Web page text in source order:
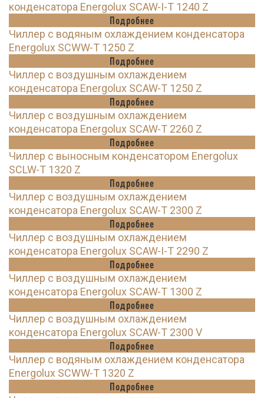
конденсатора Energolux SCAW-I-T 1240 Z
Подробнее
Чиллер с водяным охлаждением конденсатора
Energolux SCWW-T 1250 Z
Подробнее
Чиллер с воздушным охлаждением
конденсатора Energolux SCAW-T 1250 Z
Подробнее
Чиллер с воздушным охлаждением
конденсатора Energolux SCAW-T 2260 Z
Подробнее
Чиллер с выносным конденсатором Energolux
SCLW-T 1320 Z
Подробнее
Чиллер с воздушным охлаждением
конденсатора Energolux SCAW-T 2300 Z
Подробнее
Чиллер с воздушным охлаждением
конденсатора Energolux SCAW-I-T 2290 Z
Подробнее
Чиллер с воздушным охлаждением
конденсатора Energolux SCAW-T 1300 Z
Подробнее
Чиллер с воздушным охлаждением
конденсатора Energolux SCAW-T 2300 V
Подробнее
Чиллер с водяным охлаждением конденсатора
Energolux SCWW-T 1320 Z
Подробнее